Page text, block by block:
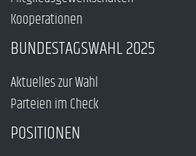
Kooperationen
BUNDESTAGSWAHL 2025
Aktuelles zur Wahl
Parteien im Check
POSITIONEN